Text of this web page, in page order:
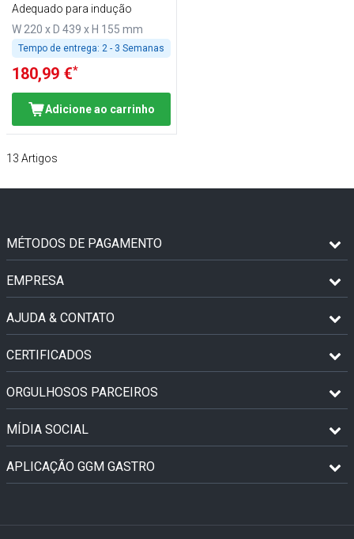
1005388
Adequado para indução
W 220 x D 439 x H 155 mm
Tempo de entrega: 2 - 3 Semanas
180,99 €*
Adicione ao carrinho
13 Artigos
MÉTODOS DE PAGAMENTO
EMPRESA
AJUDA & CONTATO
CERTIFICADOS
ORGULHOSOS PARCEIROS
MÍDIA SOCIAL
APLICAÇÃO GGM GASTRO